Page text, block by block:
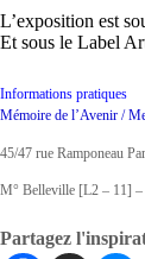
L’exposition est
Et sous le Label
Informations pratiques
Mémoire de l’Avenir /
45/47 rue Ramponeau
M° Belleville [L2 – 11] –
Partagez